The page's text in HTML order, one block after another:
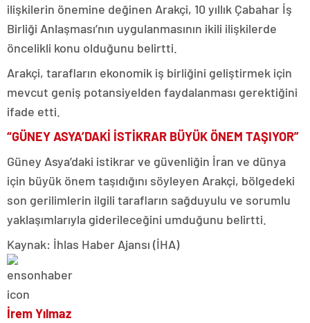
ilişkilerin önemine değinen Arakçi, 10 yıllık Çabahar İş
Birliği Anlaşması’nın uygulanmasının ikili ilişkilerde
öncelikli konu olduğunu belirtti.
Arakçi, tarafların ekonomik iş birliğini geliştirmek için
mevcut geniş potansiyelden faydalanması gerektiğini
ifade etti.
“GÜNEY ASYA’DAKİ İSTİKRAR BÜYÜK ÖNEM TAŞIYOR”
Güney Asya’daki istikrar ve güvenliğin İran ve dünya
için büyük önem taşıdığını söyleyen Arakçi, bölgedeki
son gerilimlerin ilgili tarafların sağduyulu ve sorumlu
yaklaşımlarıyla giderileceğini umduğunu belirtti.
Kaynak: İhlas Haber Ajansı (İHA)
İrem Yılmaz